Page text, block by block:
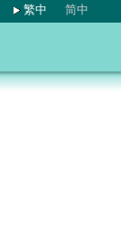
繁中 简中